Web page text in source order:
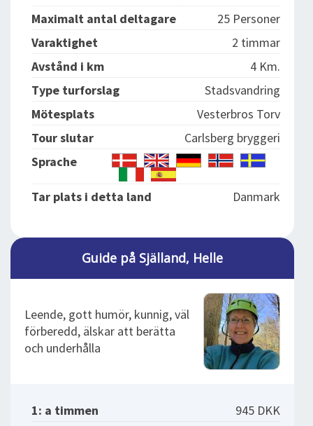
Maximalt antal deltagare
25 Personer
Varaktighet
2 timmar
Avstånd i km
4 Km.
Type turforslag
Stadsvandring
Mötesplats
Vesterbros Torv
Tour slutar
Carlsberg bryggeri
Sprache
Tar plats i detta land Danmark
Guide på Själland, Helle
Leende, gott humör, kunnig, väl
förberedd, älskar att berätta
och underhålla
1: a timmen
945 DKK